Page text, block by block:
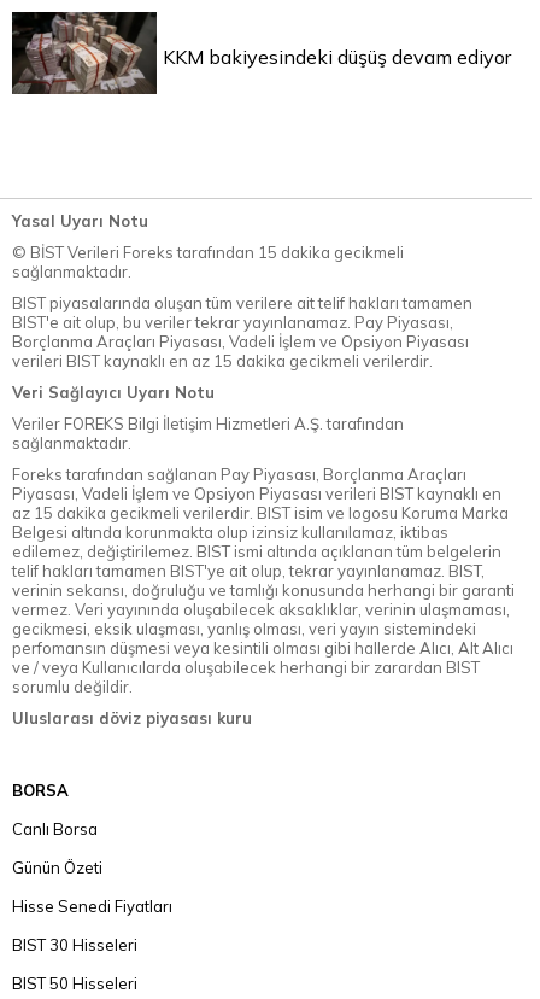
KKM bakiyesindeki düşüş devam ediyor
Yasal Uyarı Notu
© BİST Verileri Foreks tarafından 15 dakika gecikmeli
sağlanmaktadır.
BIST piyasalarında oluşan tüm verilere ait telif hakları tamamen
BIST'e ait olup, bu veriler tekrar yayınlanamaz. Pay Piyasası,
Borçlanma Araçları Piyasası, Vadeli İşlem ve Opsiyon Piyasası
verileri BIST kaynaklı en az 15 dakika gecikmeli verilerdir.
Veri Sağlayıcı Uyarı Notu
Veriler FOREKS Bilgi İletişim Hizmetleri A.Ş. tarafından
sağlanmaktadır.
Foreks tarafından sağlanan Pay Piyasası, Borçlanma Araçları
Piyasası, Vadeli İşlem ve Opsiyon Piyasası verileri BIST kaynaklı en
az 15 dakika gecikmeli verilerdir. BIST isim ve logosu Koruma Marka
Belgesi altında korunmakta olup izinsiz kullanılamaz, iktibas
edilemez, değiştirilemez. BIST ismi altında açıklanan tüm belgelerin
telif hakları tamamen BIST'ye ait olup, tekrar yayınlanamaz. BIST,
verinin sekansı, doğruluğu ve tamlığı konusunda herhangi bir garanti
vermez. Veri yayınında oluşabilecek aksaklıklar, verinin ulaşmaması,
gecikmesi, eksik ulaşması, yanlış olması, veri yayın sistemindeki
perfomansın düşmesi veya kesintili olması gibi hallerde Alıcı, Alt Alıcı
ve / veya Kullanıcılarda oluşabilecek herhangi bir zarardan BIST
sorumlu değildir.
Uluslarası döviz piyasası kuru
BORSA
Canlı Borsa
Günün Özeti
Hisse Senedi Fiyatları
BIST 30 Hisseleri
BIST 50 Hisseleri